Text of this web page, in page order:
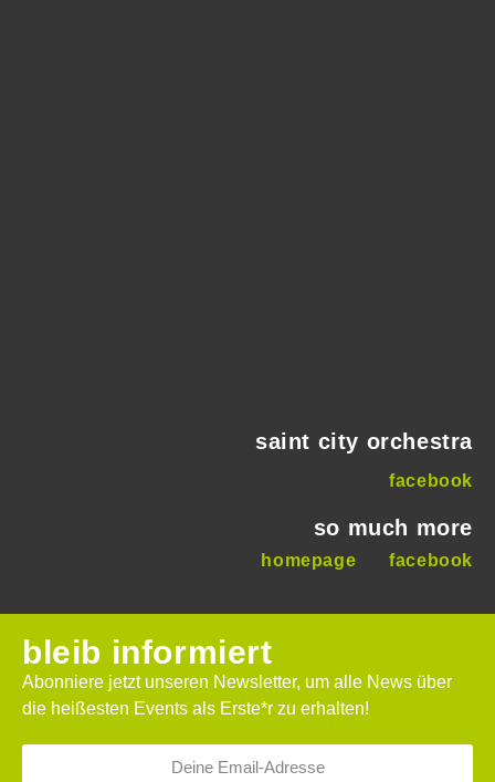
saint city orchestra
facebook
so much more
homepage facebook
bleib informiert
Abonniere jetzt unseren Newsletter, um alle News über
die heißesten Events als Erste*r zu erhalten!